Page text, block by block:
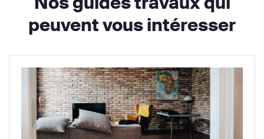
peuvent vous intéresser